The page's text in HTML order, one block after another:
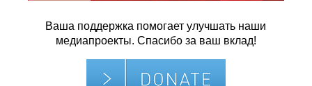
Ваша поддержка помогает улучшать наши
медиапроекты. Спасибо за ваш вклад!